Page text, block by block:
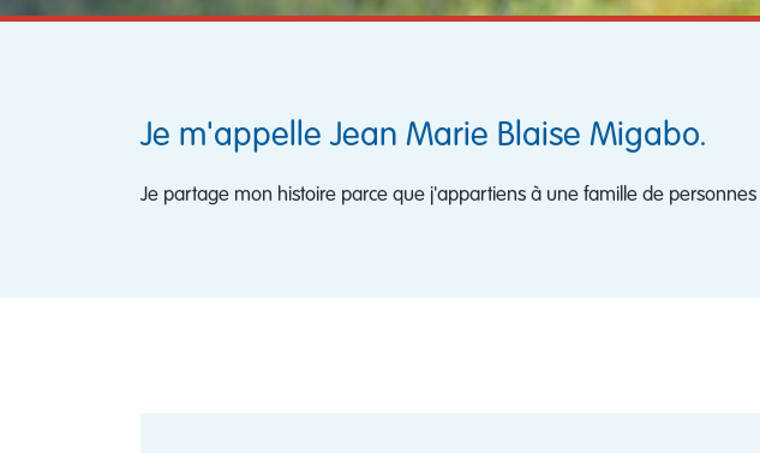
Je m'appelle Jean Marie Blaise Migabo.
Je partage mon histoire parce que j'appartiens à une famille de